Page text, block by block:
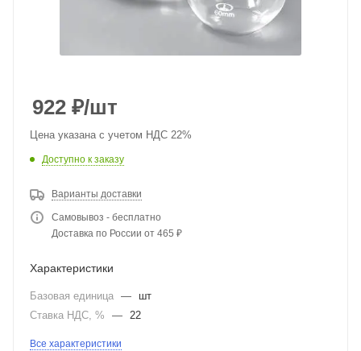
922 ₽/шт
Цена указана с учетом НДС 22%
Доступно к заказу
Варианты доставки
Самовывоз - бесплатно
Доставка по России от 465 ₽
Характеристики
Базовая единица —
шт
Ставка НДС, %
— 22
Все характеристики